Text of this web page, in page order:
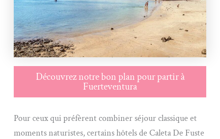
Découvrez notre bon plan pour partir à
Fuerteventura
Pour ceux qui préfèrent combiner séjour classique et
moments naturistes, certains hôtels de Caleta De Fuste